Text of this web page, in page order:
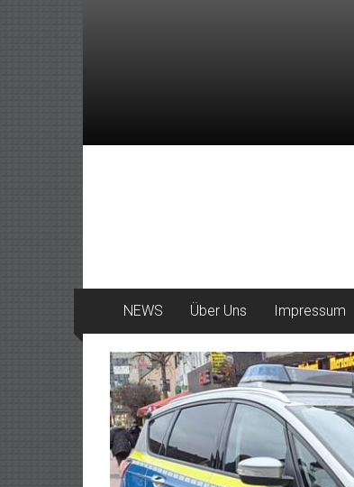
NEWS Über Uns Impressum